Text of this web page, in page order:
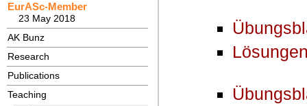
EurASc-Member
23 May 2018
AK Bunz
Research
Publications
Teaching